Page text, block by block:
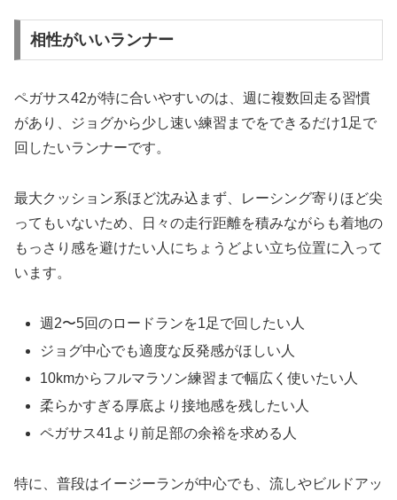
相性がいいランナー
ペガサス42が特に合いやすいのは、週に複数回走る習慣
があり、ジョグから少し速い練習までをできるだけ1足で
回したいランナーです。
最大クッション系ほど沈み込まず、レーシング寄りほど尖
ってもいないため、日々の走行距離を積みながらも着地の
もっさり感を避けたい人にちょうどよい立ち位置に入って
います。
週2〜5回のロードランを1足で回したい人
ジョグ中心でも適度な反発感がほしい人
10kmからフルマラソン練習まで幅広く使いたい人
柔らかすぎる厚底より接地感を残したい人
ペガサス41より前足部の余裕を求める人
特に、普段はイージーランが中心でも、流しやビルドアッ